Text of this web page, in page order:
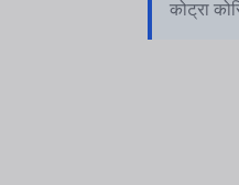
कोट्रा